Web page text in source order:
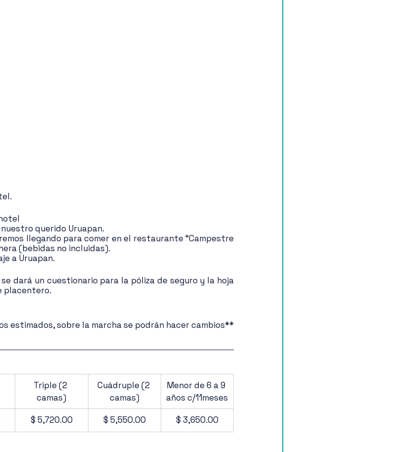
querido Uruapan.
llegando para comer en el restaurante “Campestre
(bebidas no incluidas).
a Uruapan.
dará un cuestionario para la póliza de seguro y la hoja
placentero.
estimados, sobre la marcha se podrán hacer cambios**
Triple (2
camas)
Cuádruple (2
camas)
Menor de 6 a 9
años c/11meses
$ 5,720.00 $ 5,550.00 $ 3,650.00